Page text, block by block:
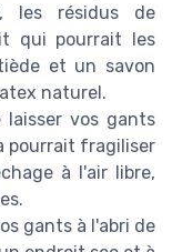
les résidus de
qui pourrait les
et un savon
naturel.
laisser vos gants
pourrait fragiliser
à l'air libre,
gants à l'abri de